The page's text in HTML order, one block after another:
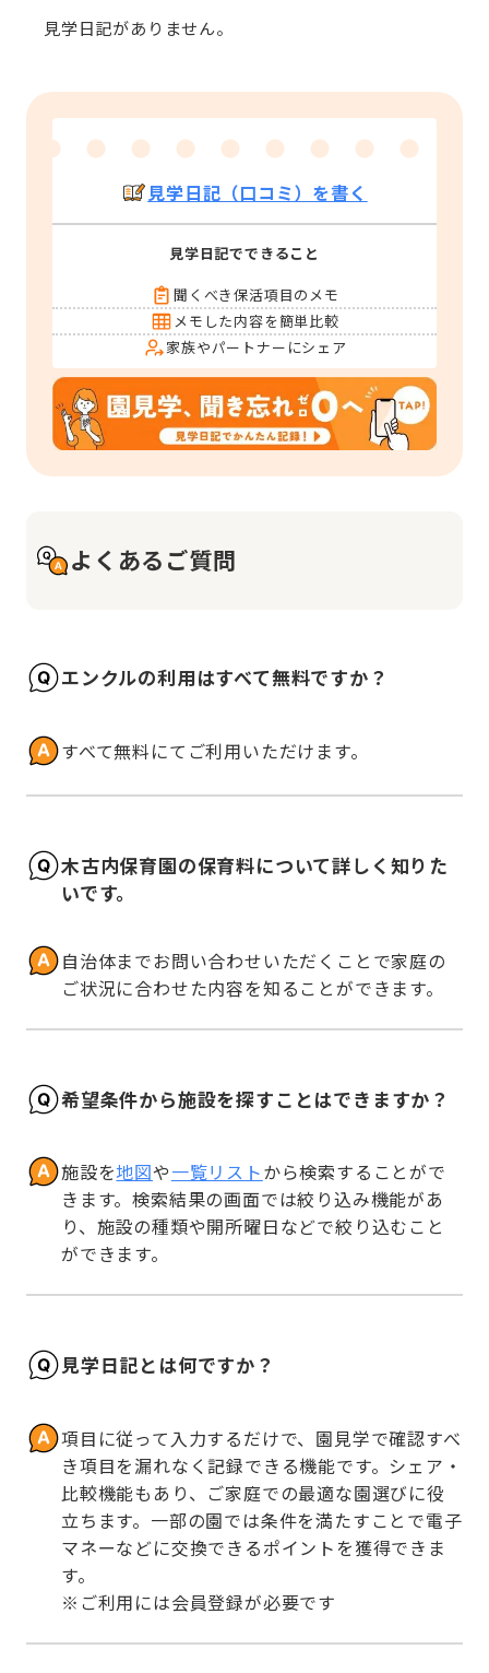
見学日記がありません。
見学日記（口コミ）を書く
見学日記でできること
聞くべき保活項目のメモ
メモした内容を簡単比較
家族やパートナーにシェア
よくあるご質問
エンクルの利用はすべて無料ですか？
すべて無料にてご利用いただけます。
木古内保育園の保育料について詳しく知りた
いです。
自治体までお問い合わせいただくことで家庭の
ご状況に合わせた内容を知ることができます。
希望条件から施設を探すことはできますか？
施設を地図や一覧リストから検索することがで
きます。検索結果の画面では絞り込み機能があ
り、施設の種類や開所曜日などで絞り込むこと
ができます。
見学日記とは何ですか？
項目に従って入力するだけで、園見学で確認すべ
き項目を漏れなく記録できる機能です。シェア・
比較機能もあり、ご家庭での最適な園選びに役
立ちます。一部の園では条件を満たすことで電子
マネーなどに交換できるポイントを獲得できま
す。
※ご利用には会員登録が必要です